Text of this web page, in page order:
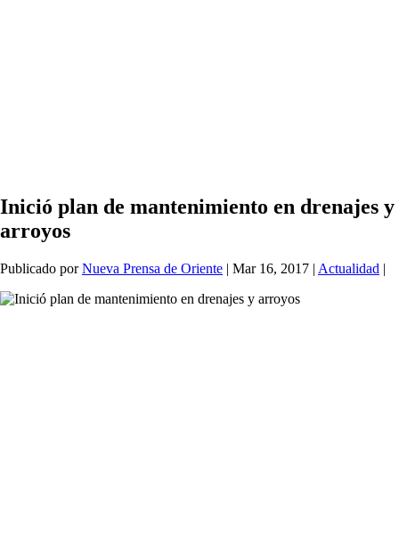
Inició plan de mantenimiento en drenajes y
arroyos
Publicado porNueva Prensa de Oriente | Mar 16, 2017 | Actualidad |